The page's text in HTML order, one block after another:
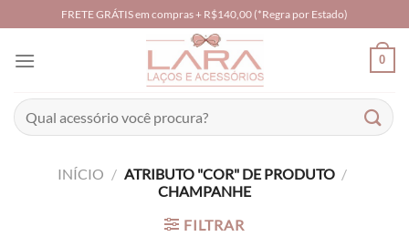
to
content
FRETE GRÁTIS em compras + R$140,00 (*Regra por Estado)
0
Pesquisar
por:
INÍCIO / ATRIBUTO "COR" DE PRODUTO /
CHAMPANHE
FILTRAR